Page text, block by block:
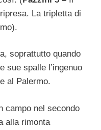
La tripletta di
soprattutto quando
sue spalle l’ingenuo
al Palermo.
campo nel secondo
alla rimonta